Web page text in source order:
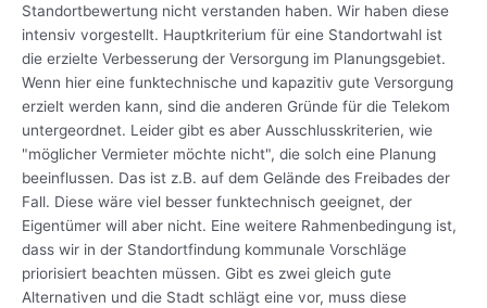
Standortbewertung nicht verstanden haben. Wir haben diese
intensiv vorgestellt. Hauptkriterium für eine Standortwahl ist
die erzielte Verbesserung der Versorgung im Planungsgebiet.
Wenn hier eine funktechnische und kapazitiv gute Versorgung
erzielt werden kann, sind die anderen Gründe für die Telekom
untergeordnet. Leider gibt es aber Ausschlusskriterien, wie
"möglicher Vermieter möchte nicht", die solch eine Planung
beeinflussen. Das ist z.B. auf dem Gelände des Freibades der
Fall. Diese wäre viel besser funktechnisch geeignet, der
Eigentümer will aber nicht. Eine weitere Rahmenbedingung ist,
dass wir in der Standortfindung kommunale Vorschläge
priorisiert beachten müssen. Gibt es zwei gleich gute
Alternativen und die Stadt schlägt eine vor, muss diese